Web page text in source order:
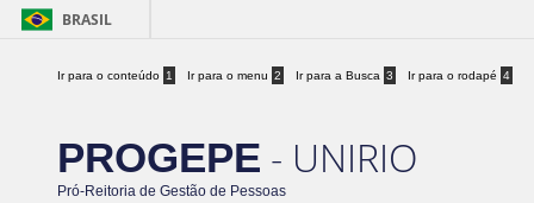
BRASIL
Ir para o conteúdo 1 Ir para o menu 2 Ir para a Busca 3 Ir para o rodapé 4
PROGEPE - UNIRIO
Pró-Reitoria de Gestão de Pessoas